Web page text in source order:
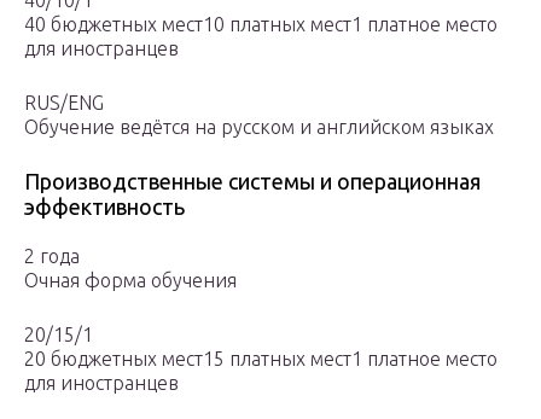
40 бюджетных мест10 платных мест1 платное место
для иностранцев
RUS/ENG
Обучение ведётся на русском и английском языках
Производственные системы и операционная
эффективность
2 года
Очная форма обучения
20/15/1
20 бюджетных мест15 платных мест1 платное место
для иностранцев